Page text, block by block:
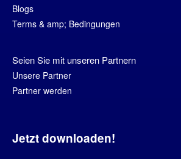
Blogs
Terms & amp; Bedingungen
Seien Sie mit unseren Partnern
Unsere Partner
Partner werden
Jetzt downloaden!